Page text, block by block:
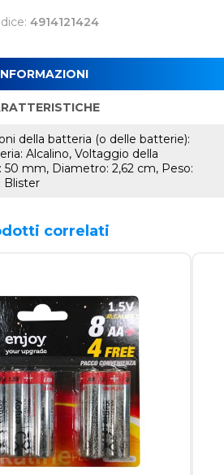
4914121424
della batteria (o delle batterie):
Alcalino, Voltaggio della
50 mm, Diametro: 2,62 cm, Peso:
Blister
correlati